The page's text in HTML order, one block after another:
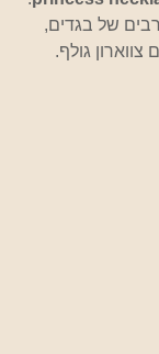
של בגדים,
צווארון גולף.